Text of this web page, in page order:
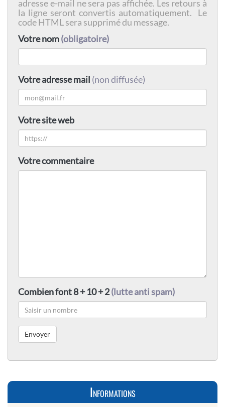
adresse e-mail ne sera pas affichée. Les retours à
la ligne seront convertis automatiquement. Le
code HTML sera supprimé du message.
Votre nom(obligatoire)
Votre adresse mail (non diffusée)
Votre site web
Votre commentaire
Combien font 8 + 10 + 2(lutte anti spam)
Informations